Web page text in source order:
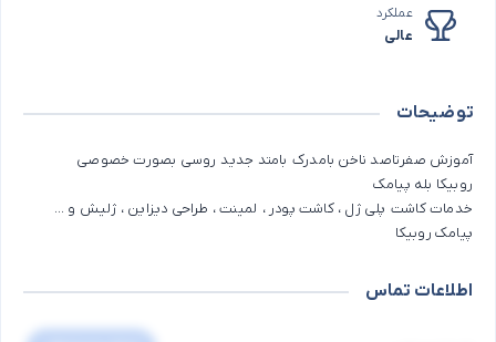
عملکرد
عالی
توضیحات
آموزش صفرتاصد ناخن بامدرک بامتد جدید روسی بصورت خصوصی
روبیکا بله پیامک
خدمات کاشت پلی ژل ، کاشت پودر ، لمینت ، طراحی دیزاین ، ژلیش و ...
پیامک روبیکا
اطلاعات تماس